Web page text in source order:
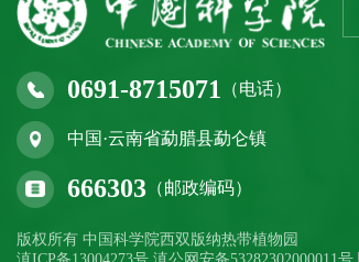
0691-8715071 （电话）
中国·云南省勐腊县勐仑镇
666303 （邮政编码）
版权所有 中国科学院西双版纳热带植物园